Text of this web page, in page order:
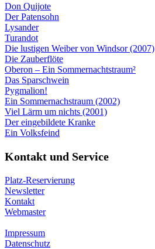
Don Quijote
Der Patensohn
Lysander
Turandot
Die lustigen Weiber von Windsor (2007)
Die Zauberflöte
Oberon – Ein Sommernachtstraum²
Das Sparschwein
Pygmalion!
Ein Sommernachstraum (2002)
Viel Lärm um nichts (2001)
Der eingebildete Kranke
Ein Volksfeind
Kontakt und Service
Platz-Reservierung
Newsletter
Kontakt
Webmaster
Impressum
Datenschutz